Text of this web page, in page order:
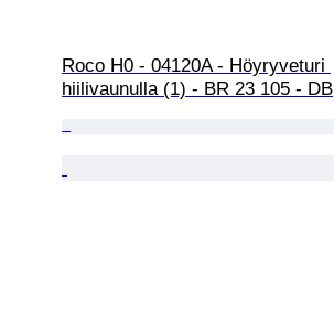
Roco H0 - 04120A - Höyryveturi
hiilivaunulla (1) - BR 23 105 - DB